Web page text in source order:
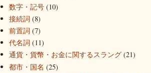
数字・記号 (10)
接続詞 (8)
前置詞 (7)
代名詞 (11)
通貨・貨幣・お金に関するスラング (21)
都市・国名 (25)